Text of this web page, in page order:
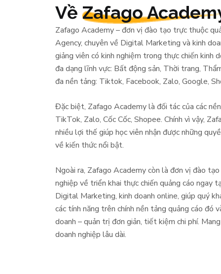
Về Zafago
Zafago Academy – đơn vị đào tạo trực thuộc
Agency, chuyên về Digital Marketing và kinh
giảng viên có kinh nghiệm trong thực chiến kinh
đa dạng lĩnh vực: Bất động sản, Thời trang,
đa nền tảng: Tiktok, Facebook, Zalo, Google,
Đặc biệt, Zafago Academy là đối tác của các
TikTok, Zalo, Cốc Cốc, Shopee. Chính vì vậy,
nhiều lợi thế giúp học viên nhận được những
về kiến thức nổi bật.
Ngoài ra, Zafago Academy còn là đơn vị đào tạo
nghiệp về triển khai thực chiến quảng cáo ngay
Digital Marketing, kinh doanh online, giúp quý
các tính năng trên chính nền tảng quảng cáo đó
doanh – quản trị đơn giản, tiết kiệm chi phí.
doanh nghiệp lâu dài.